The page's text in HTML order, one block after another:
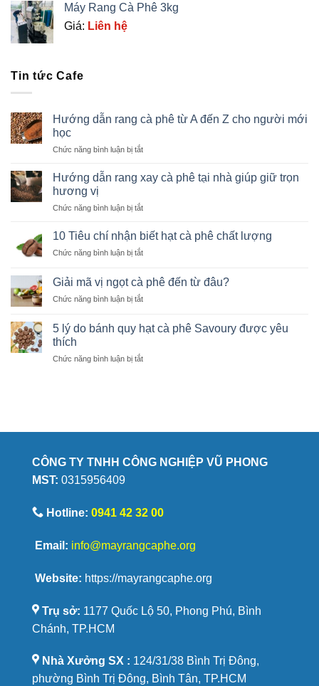
Máy Rang Cà Phê 3kg
Giá: Liên hệ
Tin tức Cafe
Hướng dẫn rang cà phê từ A đến Z cho người mới
học
Chức năng bình luận bị tắtở
dẫn
rang
phê
A
Z
người
Hướng dẫn rang xay cà phê tại nhà giúp giữ trọn
hương vị
Chức năng bình luận bị tắtở
dẫn
xay
phê
nhà
giữ
10 Tiêu chí nhận biết hạt cà phê chất lượng
Chức năng bình luận bị tắtở
Tiêu
chí
nhận
hạt
chất
Giải mã vị ngọt cà phê đến từ đâu?
Chức năng bình luận bị tắtở
mã
vị
cà
5 lý do bánh quy hạt cà phê Savoury được yêu
thích
Chức năng bình luận bị tắtở
hạt
Savoury
CÔNG TY TNHH CÔNG NGHIỆP VŨ PHONG
MST: 0315956409
Hotline: 0941 42 32 00
Email: info@mayrangcaphe.org
Website: https://mayrangcaphe.org
Trụ sở: 1177 Quốc Lộ 50, Phong Phú, Bình
Chánh, TP.HCM
Nhà Xưởng SX : 124/31/38 Bình Trị Đông,
phường Bình Trị Đông, Bình Tân, TP.HCM